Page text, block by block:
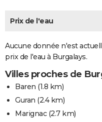
BONS PLANS
CARTE DE VOEUX
Carte de Noël
Carte Bonne année
Carte Saint-Valentin
Carte Pâques
Carte d'anniversaire
DICTIONNAIRE
Dictionnaire
Biographies
Citations
Expressions
Proverbes
PROGRAMME TV
Prix de l'eau
Aucune donnée n'est
prix de l'eau à Burgalays.
Villes proches de
Baren (1.8 km)
Guran (2.4 km)
Marignac(2.7 km)